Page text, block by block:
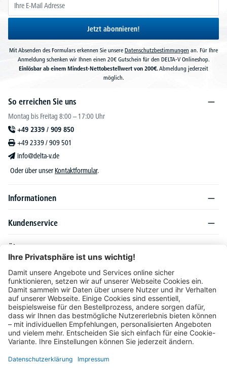
Jetzt abonnieren!
Mit Absenden des Formulars erkennen Sie unsere Datenschutzbestimmungen an. Für Ihre
Anmeldung schenken wir Ihnen einen 20€ Gutschein für den DELTA-V Onlineshop.
Einlösbar ab einem Mindest-Nettobestellwert von 200€.Abmeldung jederzeit
möglich.
So erreichen Sie uns
Montag bis Freitag 8:00 – 17:00 Uhr
+49 2339 / 909 850
+49 2339 / 909 501
info@delta-v.de
Oder über unser Kontaktformular.
Informationen
Kundenservice
Über DELTA-V
Produktsortiment
Ratgeber
Folgen Sie uns auch auf
Unser Angebot richtet sich ausschließlich an Industrie, Handel, Gewerbe und